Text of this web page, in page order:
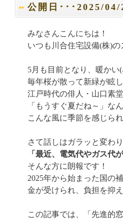
公開日･･･2025/04/
みなさんこんにちは！
いつも川合住宅設備(株)
5月も目前となり、暖かい
毎年桜が散って新緑が眩
江戸時代の俳人・山口素
「もうすぐ夏だね～」な
こんな風に季節を感じら
さて話しはガラッと変わ
「最近、電気代やガス代
そんな方に朗報です！
2025年から始まった国の
金が受けられ、負担を抑
この記事では、「先進的